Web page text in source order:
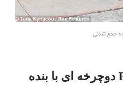
Bendable Bicycle دوچرخه ای با بنده